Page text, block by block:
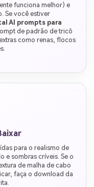
funciona melhor) e
Se você estiver
AI prompts para
de padrão de tricô
como renas, flocos
para o realismo de
e sombras críveis. Se o
de malha de cabo
faça o download da